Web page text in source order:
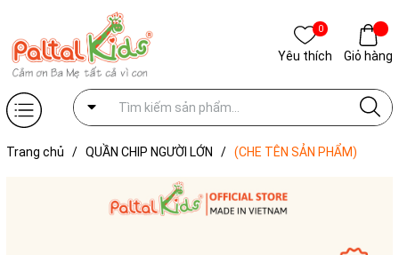
0
Yêu thích Giỏ hàng
Trang chủ / QUẦN CHIP NGƯỜI LỚN / (CHE TÊN SẢN PHẨM)